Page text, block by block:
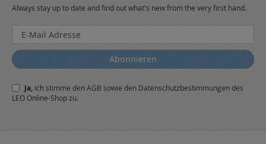
Always stay up to date and find out what's new from the very first hand.
Melden
Sie
sich
für
Newsletter
a:
Abonnieren
Ja, ich stimme denAGB sowie den Datenschutzbestimmungendes
LEO Online-Shop zu.